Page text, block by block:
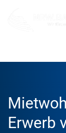
Erwerb